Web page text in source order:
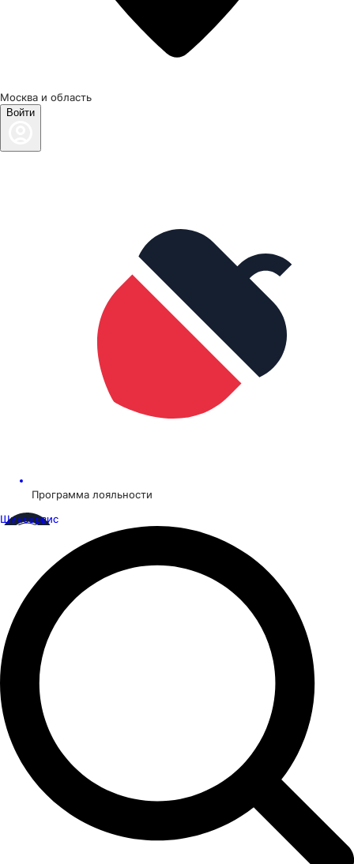
Москва и область
Войти
Программа лояльности
Шинсервис